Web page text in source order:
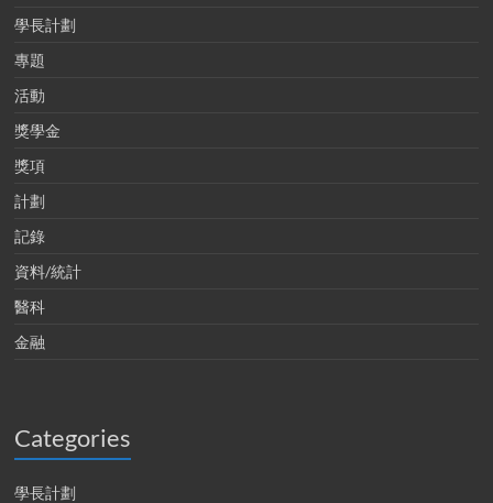
學長計劃
專題
活動
獎學金
獎項
計劃
記錄
資料/統計
醫科
金融
Categories
學長計劃